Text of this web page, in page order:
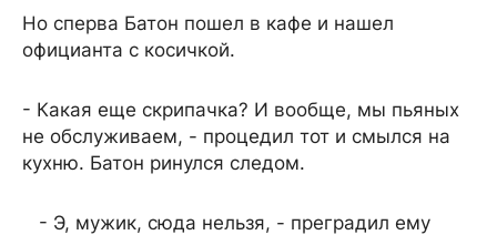
Но сперва Батон пошел в кафе и нашел
официанта с косичкой.
- Какая еще скрипачка? И вообще, мы пьяных
не обслуживаем, - процедил тот и смылся на
кухню. Батон ринулся следом.
- Э, мужик, сюда нельзя, - преградил ему